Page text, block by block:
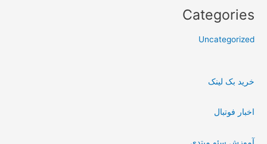
Categories
Uncategorized
خرید بک لینک
اخبار فوتبال